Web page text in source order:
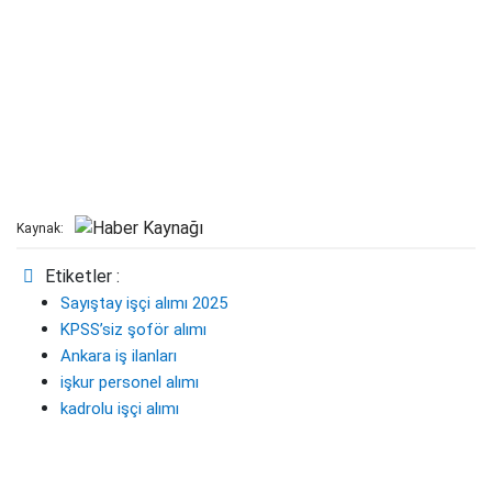
Kaynak:
Etiketler :
Sayıştay işçi alımı 2025
KPSS’siz şoför alımı
Ankara iş ilanları
işkur personel alımı
kadrolu işçi alımı